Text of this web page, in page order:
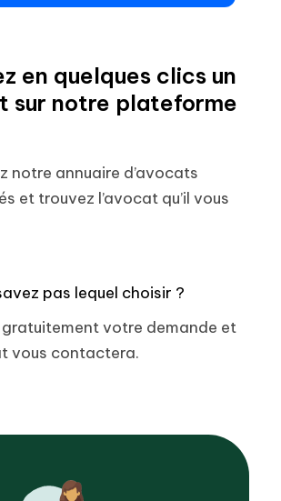
en quelques clics un
sur notre plateforme
notre annuaire d’avocats
et trouvez l’avocat qu’il vous
pas lequel choisir ?
gratuitement votre demande et
vous contactera.